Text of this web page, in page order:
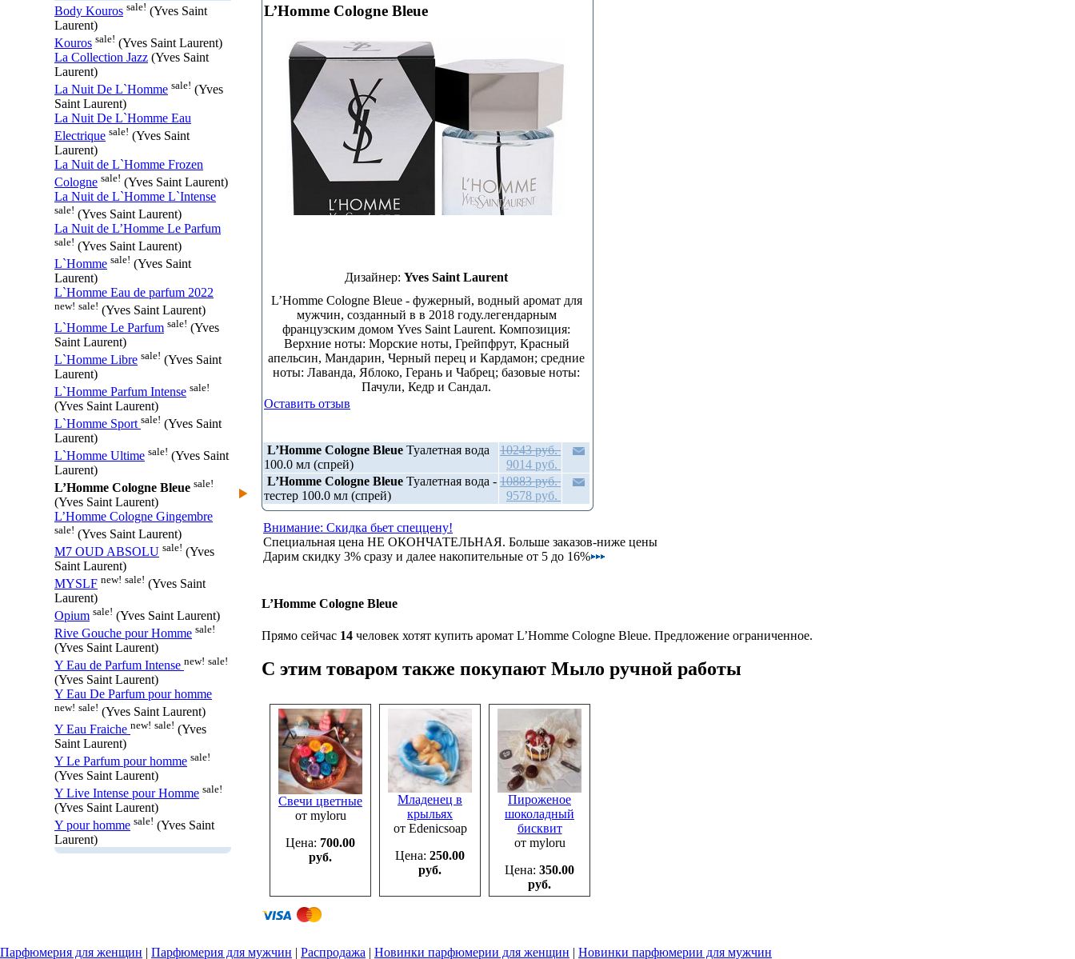
Body Kouros sale! (Yves Saint
Laurent)
Kouros sale! (Yves Saint Laurent)
La Collection Jazz (Yves Saint
Laurent)
La Nuit De L`Homme sale! (Yves
Saint Laurent)
La Nuit De L`Homme Eau
Electrique sale! (Yves Saint
Laurent)
La Nuit de L`Homme Frozen
Cologne sale! (Yves Saint Laurent)
La Nuit de L`Homme L`Intense
sale! (Yves Saint Laurent)
La Nuit de L’Homme Le Parfum
sale! (Yves Saint Laurent)
L`Homme sale! (Yves Saint
Laurent)
L`Homme Eau de parfum 2022
new! sale! (Yves Saint Laurent)
L`Homme Le Parfum sale! (Yves
Saint Laurent)
L`Homme Libre sale! (Yves Saint
Laurent)
L`Homme Parfum Intense sale!
(Yves Saint Laurent)
L`Homme Sport sale! (Yves Saint
Laurent)
L`Homme Ultime sale! (Yves Saint
Laurent)
L’Homme Cologne Bleue sale!
(Yves Saint Laurent)
L’Homme Cologne Gingembre
sale! (Yves Saint Laurent)
M7 OUD ABSOLU sale! (Yves
Saint Laurent)
MYSLF new! sale! (Yves Saint
Laurent)
Opium sale! (Yves Saint Laurent)
Rive Gouche pour Homme sale!
(Yves Saint Laurent)
Y Eau de Parfum Intense new! sale!
(Yves Saint Laurent)
Y Eau De Parfum pour homme
new! sale! (Yves Saint Laurent)
Y Eau Fraiche new! sale! (Yves
Saint Laurent)
Y Le Parfum pour homme sale!
(Yves Saint Laurent)
Y Live Intense pour Homme sale!
(Yves Saint Laurent)
Y pour homme sale! (Yves Saint
Laurent)
L’Homme Cologne Bleue
Дизайнер: Yves Saint Laurent
L’Homme Cologne Bleue - фужерный, водный аромат для
мужчин, созданный в в 2018 году.легендарным
французским домом Yves Saint Laurent. Композиция:
Верхние ноты: Морские ноты, Грейпфрут, Красный
апельсин, Мандарин, Черный перец и Кардамон; средние
ноты: Лаванда, Яблоко, Герань и Чабрец; базовые ноты:
Пачули, Кедр и Сандал.
Оставить отзыв
L’Homme Cologne Bleue Туалетная вода
100.0 мл (спрей)
10243 руб.
9014 руб.
L’Homme Cologne Bleue Туалетная вода -
тестер 100.0 мл (спрей)
10883 руб.
9578 руб.
Внимание: Скидка бьет спеццену!
Специальная цена НЕ ОКОНЧАТЕЛЬНАЯ. Больше заказов-ниже цены
Дарим скидку 3% сразу и далее накопительные от 5 до 16%
L’Homme Cologne Bleue
Прямо сейчас 14 человек хотят купить аромат L’Homme Cologne Bleue. Предложение ограниченное.
С этим товаром также покупают Мыло ручной работы
Свечи цветные
от myloru
Цена: 700.00
руб.
Младенец в
крыльях
от Edenicsoap
Цена: 250.00
руб.
Пироженое
шоколадный
бисквит
от myloru
Цена: 350.00
руб.
Парфюмерия для женщин | Парфюмерия для мужчин | Распродажа | Новинки парфюмерии для женщин | Новинки парфюмерии для мужчин